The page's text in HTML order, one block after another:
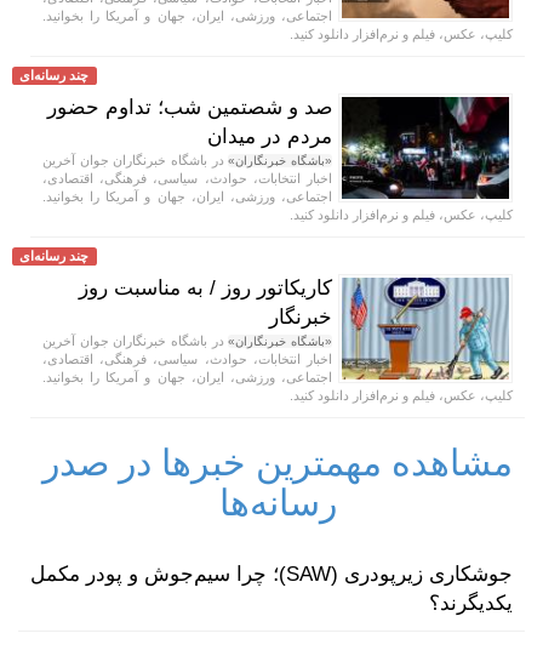
اجتماعی، ورزشی، ایران، جهان و آمریکا را بخوانید.
کلیپ، عکس، فیلم و نرم‌افزار دانلود کنید.
چند رسانه‌ای
صد و شصتمین شب؛ تداوم حضور
مردم در میدان
«باشگاه خبرنگاران»در باشگاه خبرنگاران جوان آخرین
اخبار انتخابات، حوادث، سیاسی، فرهنگی، اقتصادی،
اجتماعی، ورزشی، ایران، جهان و آمریکا را بخوانید.
کلیپ، عکس، فیلم و نرم‌افزار دانلود کنید.
چند رسانه‌ای
کاریکاتور روز / به مناسبت روز
خبرنگار
«باشگاه خبرنگاران»در باشگاه خبرنگاران جوان آخرین
اخبار انتخابات، حوادث، سیاسی، فرهنگی، اقتصادی،
اجتماعی، ورزشی، ایران، جهان و آمریکا را بخوانید.
کلیپ، عکس، فیلم و نرم‌افزار دانلود کنید.
مشاهده مهمترین خبرها در صدر
رسانه‌ها
جوشکاری زیرپودری (SAW)؛ چرا سیم‌جوش و پودر مکمل
یکدیگرند؟